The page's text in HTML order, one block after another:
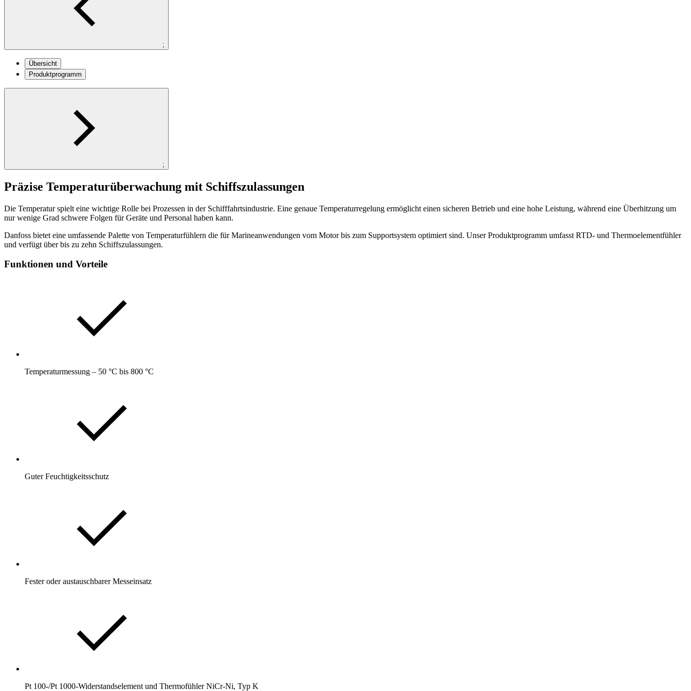
;
Übersicht
Produktprogramm
;
Präzise Temperaturüberwachung mit Schiffszulassungen
Die Temperatur spielt eine wichtige Rolle bei Prozessen in der Schifffahrtsindustrie. Eine genaue Temperaturregelung ermöglicht einen sicheren Betrieb und eine hohe Leistung, während eine Überhitzung um
nur wenige Grad schwere Folgen für Geräte und Personal haben kann.
Danfoss bietet eine umfassende Palette von Temperaturfühlern die für Marineanwendungen vom Motor bis zum Supportsystem optimiert sind. Unser Produktprogramm umfasst RTD- und Thermoelementfühler
und verfügt über bis zu zehn Schiffszulassungen.
Funktionen und Vorteile
Temperaturmessung – 50 °C bis 800 °C
Guter Feuchtigkeitsschutz
Fester oder austauschbarer Messeinsatz
Pt 100-/Pt 1000-Widerstandselement und Thermofühler NiCr-Ni, Typ K